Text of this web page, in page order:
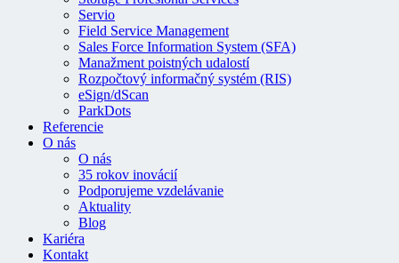
Servio
Field Service Management
Sales Force Information System (SFA)
Manažment poistných udalostí
Rozpočtový informačný systém (RIS)
eSign/dScan
ParkDots
Referencie
O nás
O nás
35 rokov inovácií
Podporujeme vzdelávanie
Aktuality
Blog
Kariéra
Kontakt